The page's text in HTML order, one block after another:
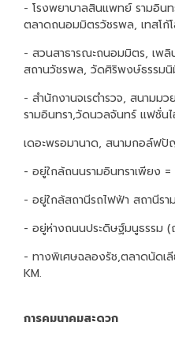
- โรงพยาบาลสินแพทย์ รามอิน
ตลาดถนอมมิตรวัชรพล, เทสโก้
- สวนสาธารณะถนอมมิตร, เพลิ
สถานวัชรพล, วัดศิริพงษ์ธรรม
- สำนักงานจเรตำรวจ, สนามม
รามอินทรา,วัดนวลจันทร์ แฟชั่น
เดอะพรอมานาด, สนามกอล์ฟ
- อยู่ใกล้ถนนรามอินทราเพียง =
- อยู่ใกล้สถานีรถไฟฟ้า สถานีร
- อยู่ห่างถนนประดิษฐ์มนูธรรม (
- ทางพิเศษฉลองรัช,ตลาดนัดเ
KM.
การคมนาคมสะดวก